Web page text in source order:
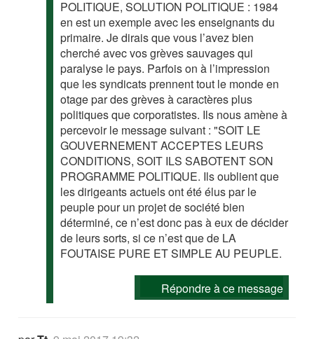
POLITIQUE, SOLUTION POLITIQUE : 1984
en est un exemple avec les enseignants du
primaire. Je dirais que vous l’avez bien
cherché avec vos grèves sauvages qui
paralyse le pays. Parfois on à l’impression
que les syndicats prennent tout le monde en
otage par des grèves à caractères plus
politiques que corporatistes. Ils nous amène à
percevoir le message suivant : "SOIT LE
GOUVERNEMENT ACCEPTES LEURS
CONDITIONS, SOIT ILS SABOTENT SON
PROGRAMME POLITIQUE. Ils oublient que
les dirigeants actuels ont été élus par le
peuple pour un projet de société bien
déterminé, ce n’est donc pas à eux de décider
de leurs sorts, si ce n’est que de LA
FOUTAISE PURE ET SIMPLE AU PEUPLE.
Répondre à ce message